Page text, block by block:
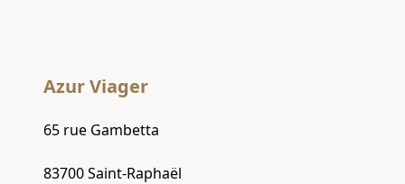
Azur Viager
65 rue Gambetta
83700 Saint-Raphaël